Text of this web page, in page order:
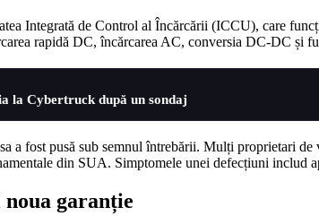
Integrată de Control al Încărcării (ICCU), care
rapidă DC, încărcarea AC, conversia DC-DC și
la Cybertruck după un sondaj
a fost pusă sub semnul întrebării. Mulți proprietari
din SUA. Simptomele unei defecțiuni includ
garanție